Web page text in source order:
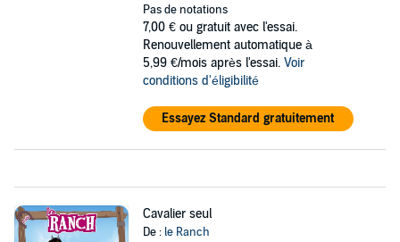
Pas de notations
7,00 € ou gratuit avec l'essai.
Renouvellement automatique à
5,99 €/mois après l'essai. Voir
conditions d'éligibilité
Essayez Standard gratuitement
Cavalier seul
De : le Ranch